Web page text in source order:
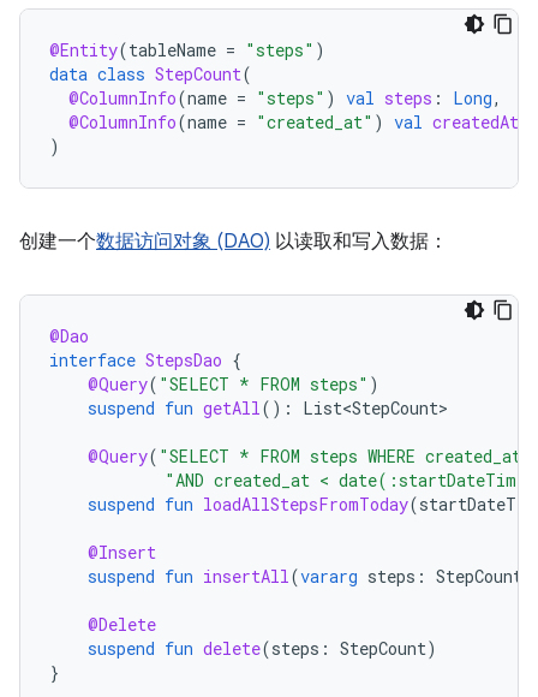
@Entity(tableName = "steps" )
data class StepCount(
@ColumnInfo(name = "steps" ) val steps : Long,
@ColumnInfo(name = "created_at" ) val createdAt
)
创建一个数据访问对象 (DAO) 以读取和写入数据：
@Dao
interface StepsDao {
@Query( "SELECT * FROM steps" )
suspend fun getAll(): List<StepCount>
@Query( "SELECT * FROM steps WHERE
"AND created_at <
suspend fun loadAllStepsFromToday(
@Insert
suspend fun insertAll(vararg steps : StepCount
@Delete
suspend fun delete(steps : StepCount)
}